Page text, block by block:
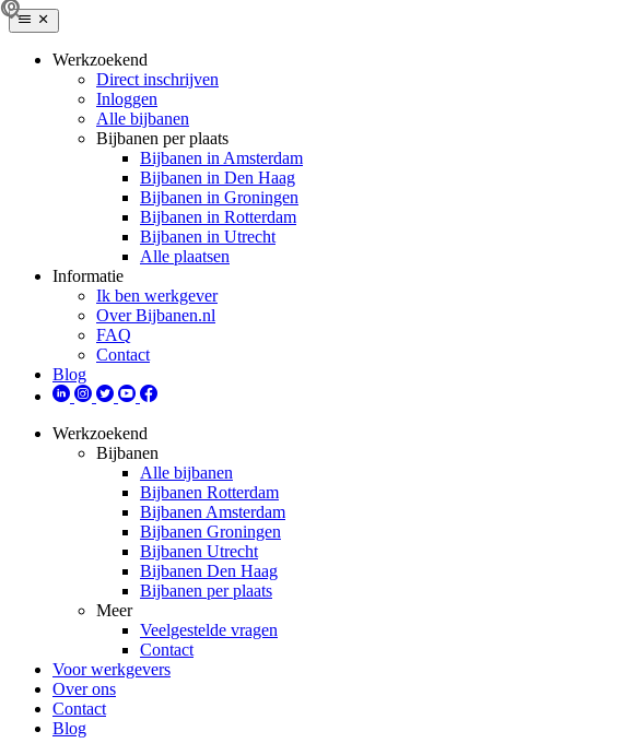
Werkzoekend
Direct inschrijven
Inloggen
Alle bijbanen
Bijbanen per plaats
Bijbanen in Amsterdam
Bijbanen in Den Haag
Bijbanen in Groningen
Bijbanen in Rotterdam
Bijbanen in Utrecht
Alle plaatsen
Informatie
Ik ben werkgever
Over Bijbanen.nl
FAQ
Contact
Blog
Werkzoekend
Bijbanen
Alle bijbanen
Bijbanen Rotterdam
Bijbanen Amsterdam
Bijbanen Groningen
Bijbanen Utrecht
Bijbanen Den Haag
Bijbanen per plaats
Meer
Veelgestelde vragen
Contact
Voor werkgevers
Over ons
Contact
Blog